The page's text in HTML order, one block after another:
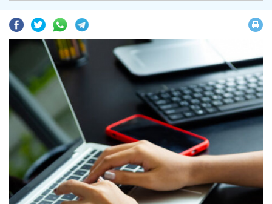
Facebook
TwitterWhatsapp